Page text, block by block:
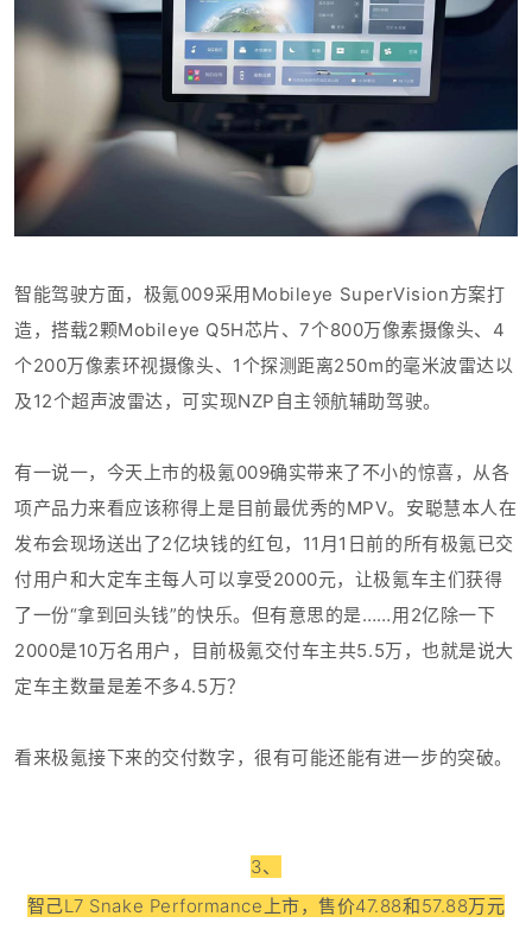
智能驾驶方面，极氪009采用Mobileye SuperVision方案打
造，搭载2颗Mobileye Q5H芯片、7个800万像素摄像头、4
个200万像素环视摄像头、1个探测距离250m的毫米波雷达以
及12个超声波雷达，可实现NZP自主领航辅助驾驶。
有一说一，今天上市的极氪009确实带来了不小的惊喜，从各
项产品力来看应该称得上是目前最优秀的MPV。安聪慧本人在
发布会现场送出了2亿块钱的红包，11月1日前的所有极氪已交
付用户和大定车主每人可以享受2000元，让极氪车主们获得
了一份“拿到回头钱”的快乐。但有意思的是……用2亿除一下
2000是10万名用户，目前极氪交付车主共5.5万，也就是说大
定车主数量是差不多4.5万？
看来极氪接下来的交付数字，很有可能还能有进一步的突破。
3、
智己L7 Snake Performance上市，售价47.88和57.88万元